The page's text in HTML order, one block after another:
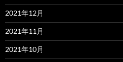
2021年12月
2021年11月
2021年10月